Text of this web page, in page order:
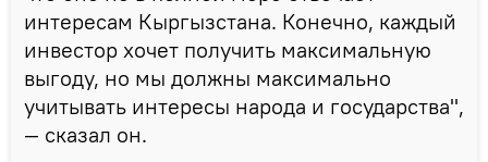
интересам Кыргызстана. Конечно, каждый
инвестор хочет получить максимальную
выгоду, но мы должны максимально
учитывать интересы народа и государства",
— сказал он.